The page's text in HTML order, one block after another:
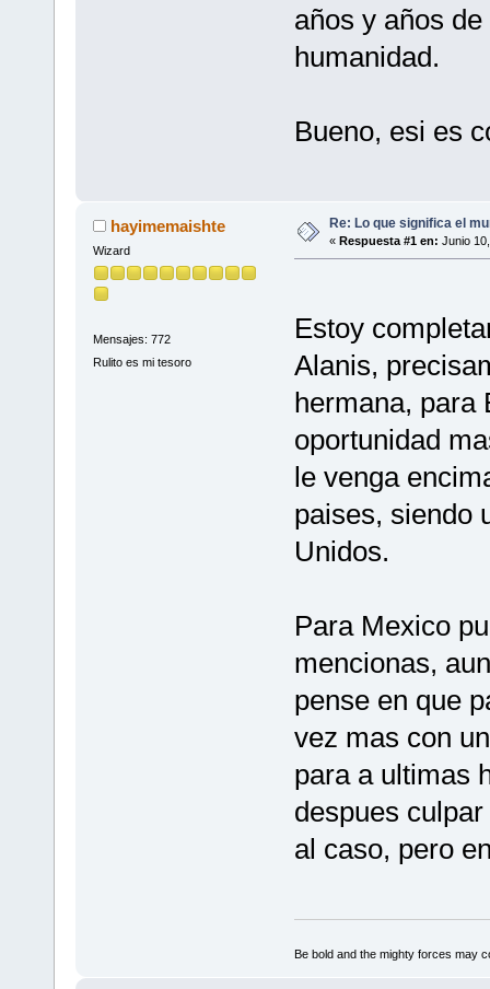
años y años
humanidad.
Bueno, esi es
hayimemaishte
Wizard
Mensajes: 772
Rulito es mi tesoro
Re: Lo que significa el
« Respuesta #1 en: Junio
Estoy
Alanis,
hermana, para
oportunidad
le venga
paises, siendo
Unidos.
Para Mexico
mencionas,
pense en que
vez mas con
para a ultimas
despues
al caso, pero
Be bold and the mighty forces may